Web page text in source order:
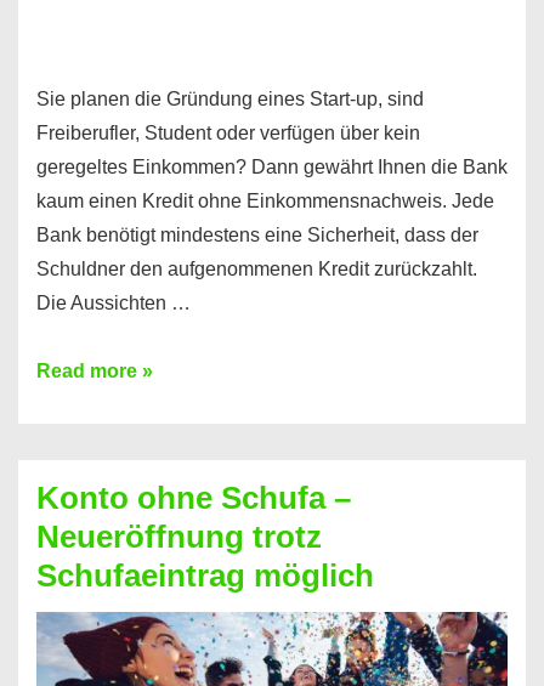
Sie planen die Gründung eines Start-up, sind
Freiberufler, Student oder verfügen über kein
geregeltes Einkommen? Dann gewährt Ihnen die Bank
kaum einen Kredit ohne Einkommensnachweis. Jede
Bank benötigt mindestens eine Sicherheit, dass der
Schuldner den aufgenommenen Kredit zurückzahlt.
Die Aussichten …
Mit
Sie
einen
Kredit
ohne
Einkommensnachweis
Read more »
Konto ohne Schufa –
Neueröffnung trotz
Schufaeintrag möglich